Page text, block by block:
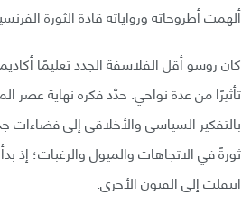
ألهمت أطروحاته ورواياته قادة الثورة
كان روسو أقل الفلاسفة الجدد تعليمًا
تأثيرًا من عدة نواحي. حدَّد فكره نهاية عصر
بالتفكير السياسي والأخلاقي إلى فضاءات
ثورةً في الاتجاهات والميول والرغبات؛ إذ
انتقلت إلى الفنون الأخرى.